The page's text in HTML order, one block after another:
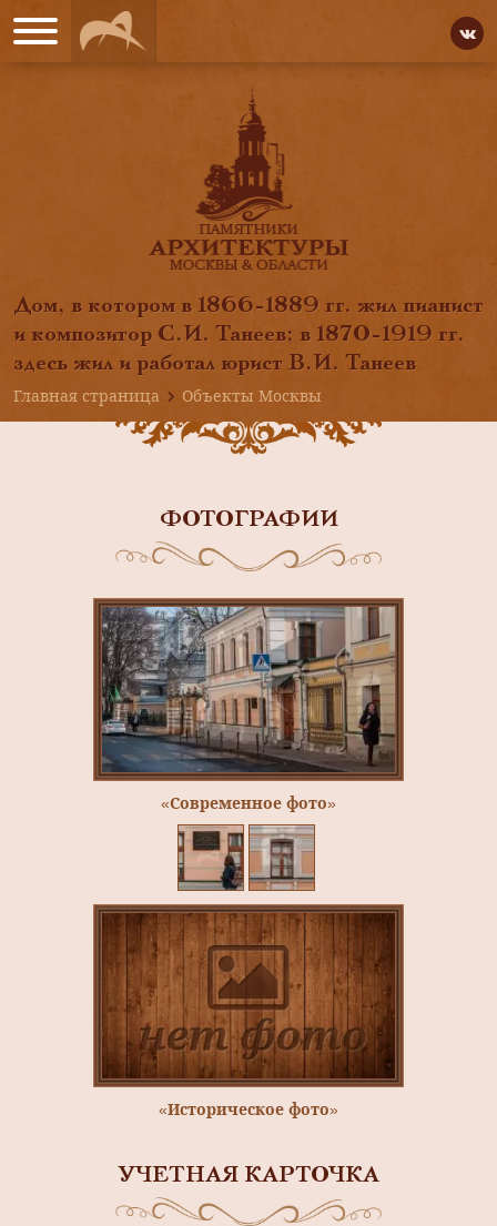
Дом, в котором в 1866-1889 гг. жил пианист
и композитор С.И. Танеев; в 1870-1919 гг.
здесь жил и работал юрист В.И. Танеев
Главная страница
Объекты Москвы
ФОТОГРАФИИ
«Современное фото»
«Историческое фото»
УЧЕТНАЯ КАРТОЧКА